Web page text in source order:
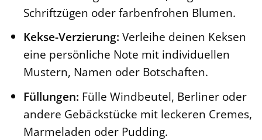
Schriftzügen oder farbenfrohen Blumen.
Kekse-Verzierung: Verleihe deinen Keksen
eine persönliche Note mit individuellen
Mustern, Namen oder Botschaften.
Füllungen: Fülle Windbeutel, Berliner oder
andere Gebäckstücke mit leckeren Cremes,
Marmeladen oder Pudding.